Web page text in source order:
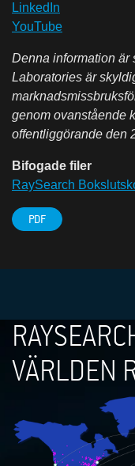
LinkedIn
YouTube
Denna information är
Laboratories är
genom ovanstående
offentliggörande den
Bifogade filer
RaySearch
PDF
VÄRLDEN